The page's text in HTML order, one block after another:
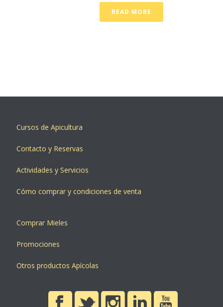
READ MORE
Cursos de Apicultura
Contacto y Reservas
Actividades y Servicios
Cómo comprar y condiciones de venta
Comprar Mieles
Promociones
Otros productos Apícolas